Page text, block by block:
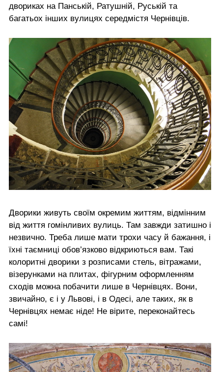
двориках на Панській, Ратушній, Руській та
багатьох інших вулицях середмістя Чернівців.
Дворики живуть своїм окремим життям, відмінним
від життя гомінливих вулиць. Там завжди затишно і
незвично. Треба лише мати трохи часу й бажання, і
їхні таємниці обов’язково відкриються вам. Такі
колоритні дворики з розписами стель, вітражами,
візерунками на плитах, фігурним оформленням
сходів можна побачити лише в Чернівцях. Вони,
звичайно, є і у Львові, і в Одесі, але таких, як в
Чернівцях немає ніде! Не вірите, переконайтесь
самі!